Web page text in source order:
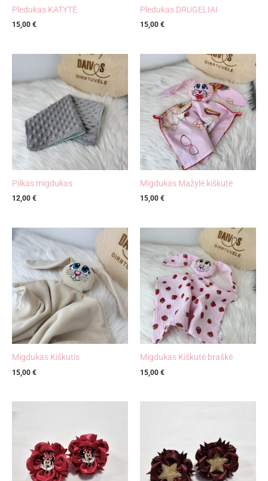
Pledukas KATYTĖ
15,00 €
Pledukas DRUGELIAI
15,00 €
Pilkas migdukas
12,00 €
Migdukas Mažylė kiškutė
15,00 €
Migdukas Kiškutis
15,00 €
Migdukas Kiškutė braškė
15,00 €